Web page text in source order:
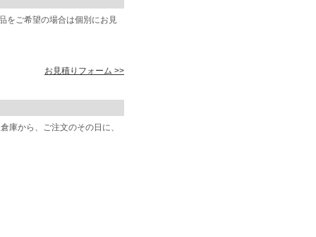
をご希望の場合は個別にお見
お見積りフォーム >>
から、ご注文のその日に、